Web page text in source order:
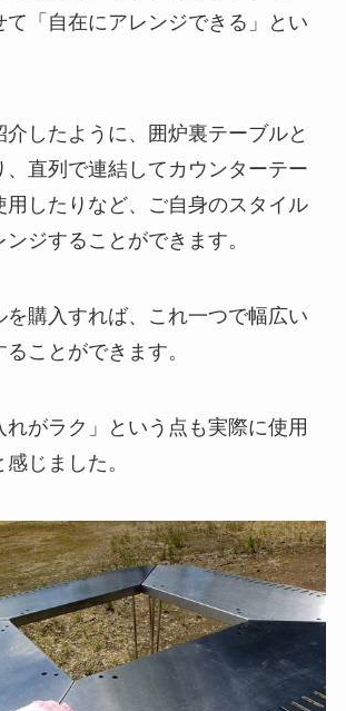
「 自在にアレンジできる 」とい
したように、囲炉裏テーブルと
、直列で連結してカウンターテー
用したりなど、ご自身のスタイル
ジすることができます。
を購入すれば、これ一つで幅広い
ことができます。
れがラク 」という点も実際に使用
じました。